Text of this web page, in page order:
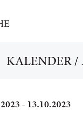
KALENDER/
- 13.10.2023